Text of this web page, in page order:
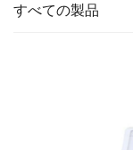
すべての製品